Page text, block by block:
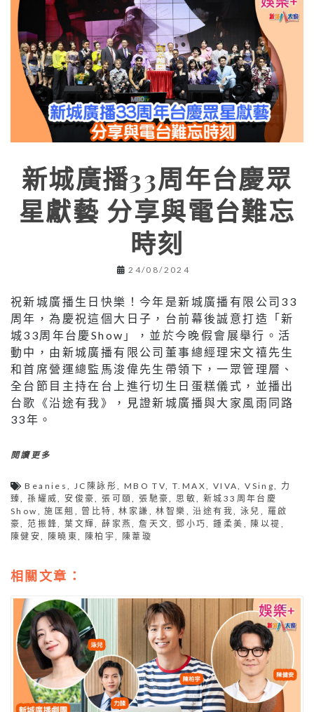
新城廣播33周年台慶眾
星獻藝 分享與電台難忘
時刻
24/08/2024
祝新城廣播生日快樂！今年是新城廣播有限公司33
周年，為慶祝這個大日子，台前幕後誠意打造「新
城33周年台慶Show」，並於今晚假會展舉行。活
動中，由新城廣播有限公司董事總經理宋文禧先生
和首席營運總監馬浚偉先生帶領下，一眾管理層、
全台節目主持在台上進行切生日蛋糕儀式，並播出
台歌《沿途有我》，見證新城廣播與大家風雨同路
33年。
閱讀更多
Beanies,JC陳詠彤, MBO TV,T.MAX, VIVA,VSing, 力
臻,孫耀威,安俊豪,張可頤,張馳豪,思敏, 新城33周年台慶
Show ,施匡翹 , 曾比特 ,林家謙 ,林智樂 ,沿途有我, 泳兒 , 羅啟
豪,范振鋒,葉文輝,薛家燕,詹天文,鄧小巧,鍾柔美 , 陳以禔 ,
陳健安, 陳曉東, 陳柏宇, 陳葦璇
相關文章：